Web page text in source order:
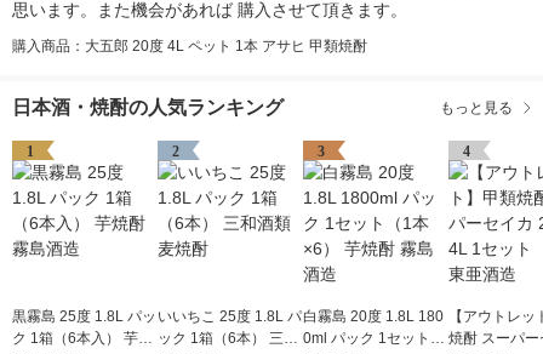
思います。また機会があれば 購入させて頂きます。
購入商品：大五郎 20度 4L ペット 1本 アサヒ 甲類焼酎
日本酒・焼酎の人気ランキング もっと見る
1
黒霧島 25度 1.8L パッ
ク 1箱（6本入） 芋焼
2
いいちこ 25度 1.8L パ
ック 1箱（6本） 三和
3
白霧島 20度 1.8L 180
0ml パック 1セット
4
【アウトレッ
焼酎 スーパー